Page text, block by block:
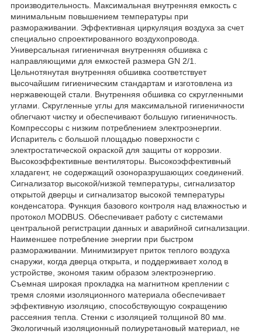
производительность. Максимальная внутренняя емкость с
минимальным повышением температуры при
размораживании. Эффективная циркуляция воздуха за счет
специально спроектированного воздухопровода.
Универсальная гигиеничная внутренняя обшивка с
направляющими для емкостей размера GN 2/1.
Цельнотянутая внутренняя обшивка соответствует
высочайшим гигиеническим стандартам и изготовлена из
нержавеющей стали. Внутренняя обшивка со скругленными
углами. Скругленные углы для максимальной гигиеничности
облегчают чистку и обеспечивают большую гигиеничность.
Компрессоры с низким потреблением электроэнергии.
Испаритель с большой площадью поверхности с
электростатической окраской для защиты от коррозии.
Высокоэффективные вентиляторы. Высокоэффективный
хладагент, не содержащий озоноразрушающих соединений.
Сигнализатор высокой/низкой температуры, сигнализатор
открытой дверцы и сигнализатор высокой температуры
конденсатора. Функция базового контроля над влажностью и
протокол MODBUS. Обеспечивает работу с системами
центральной регистрации данных и аварийной сигнализации.
Наименшее потребление энергии при быстром
размораживании. Минимизирует приток теплого воздуха
снаружи, когда дверца открыта, и поддерживает холод в
устройстве, экономя таким образом электроэнергию.
Съемная широкая прокладка на магнитном креплении с
тремя слоями изоляционного материала обеспечивает
эффективную изоляцию, способствующую сокращению
рассеяния тепла. Стенки с изоляцией толщиной 80 мм.
Экологичный изоляционный полиуретановый материал, не